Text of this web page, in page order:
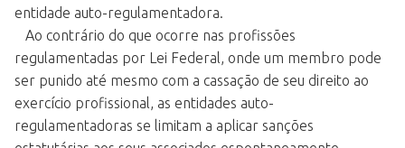
entidade auto-regulamentadora.
Ao contrário do que ocorre nas profissões
regulamentadas por Lei Federal, onde um membro pode
ser punido até mesmo com a cassação de seu direito ao
exercício profissional, as entidades auto-
regulamentadoras se limitam a aplicar sanções